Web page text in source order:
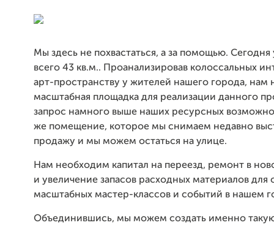
Мы здесь не похвастаться, а за помощью. Сегодня
всего 43 кв.м.. Проанализировав колоссальных
арт-пространству у жителей нашего города, нам
масштабная площадка для реализации данного
запрос намного выше наших ресурсных
же помещение, которое мы снимаем недавно
продажу и мы можем остаться на улице.
Нам необходим капитал на переезд, ремонт в
и увеличение запасов расходных материалов для
масштабных мастер-классов и событий в нашем
Объединившись, мы можем создать именно